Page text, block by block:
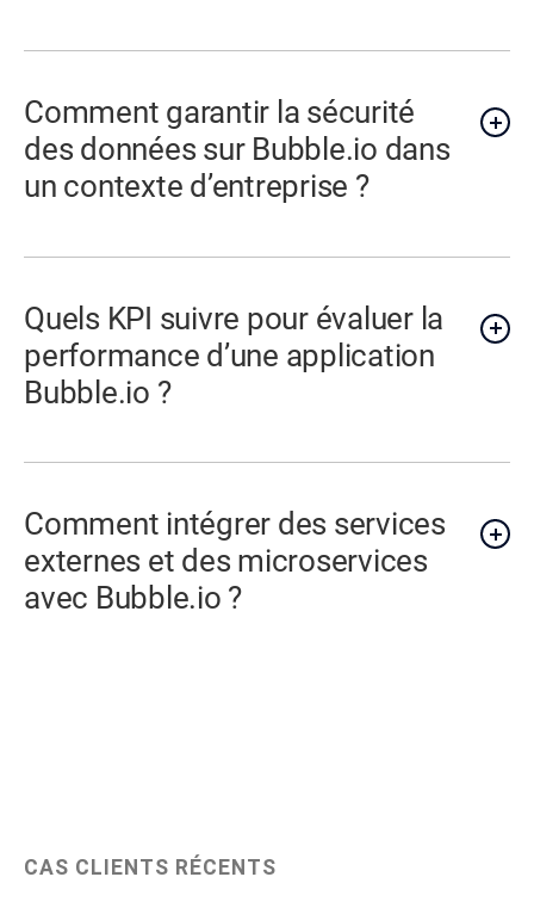
Comment garantir la sécurité
des données sur Bubble.io dans
un contexte d’entreprise ?
Quels KPI suivre pour évaluer la
performance d’une application
Bubble.io ?
Comment intégrer des services
externes et des microservices
avec Bubble.io ?
CAS CLIENTS RÉCENTS